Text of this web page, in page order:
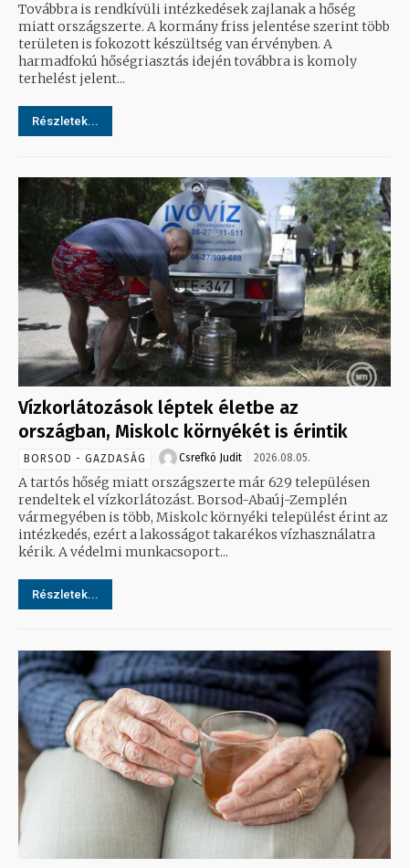
Továbbra is rendkívüli intézkedések zajlanak a hőség
miatt országszerte. A kormány friss jelentése szerint több
területen is fokozott készültség van érvényben. A
harmadfokú hőségriasztás idején továbbra is komoly
terhelést jelent...
Részletek...
Vízkorlátozások léptek életbe az
országban, Miskolc környékét is érintik
BORSOD - GAZDASÁG Csrefkó Judit 2026.08.05.
A tartós hőség miatt országszerte már 629 településen
rendeltek el vízkorlátozást. Borsod-Abaúj-Zemplén
vármegyében is több, Miskolc környéki települést érint az
intézkedés, ezért a lakosságot takarékos vízhasználatra
kérik. A védelmi munkacsoport...
Részletek...